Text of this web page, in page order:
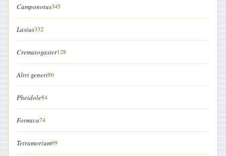
Camponotus345
Lasius332
Crematogaster128
Altri generi86
Pheidole84
Formica74
Tetramorium69